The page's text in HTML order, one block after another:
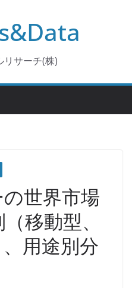
リサーチ(株)
世界市場
移動型、
用途別分